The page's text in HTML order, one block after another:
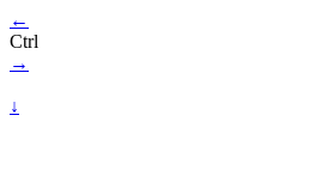
←
Ctrl
→
↓